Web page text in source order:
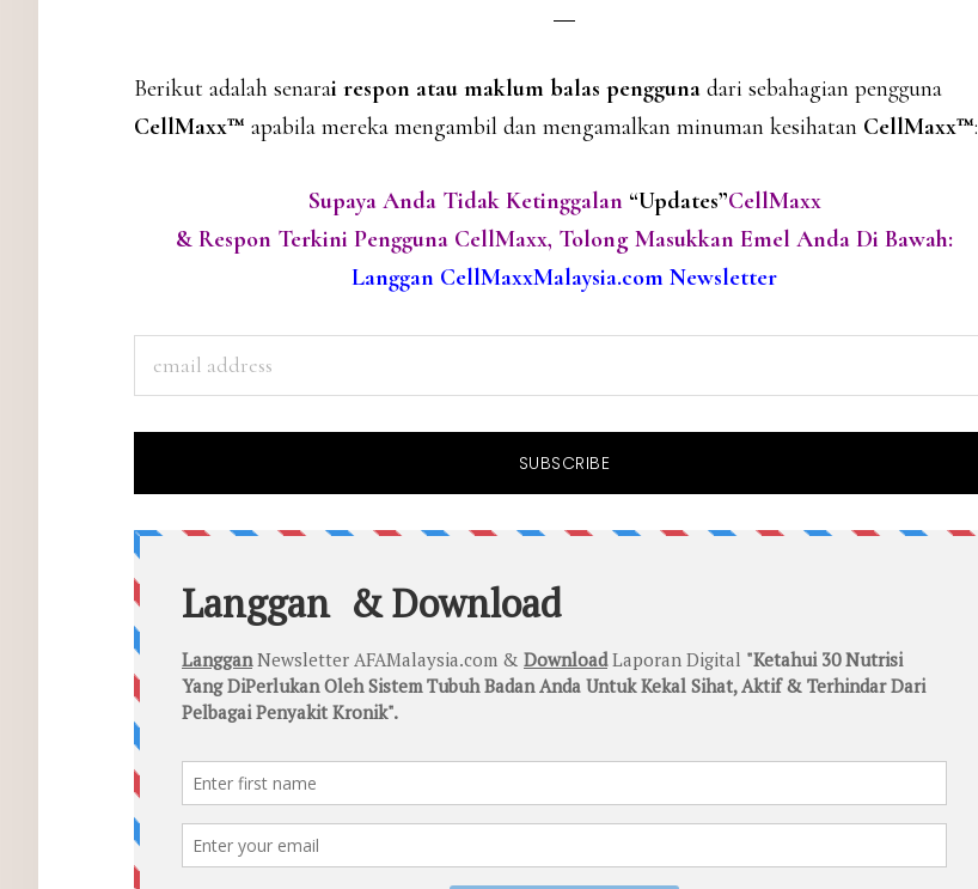
Berikut adalah senarai respon atau maklum balas pengguna dari sebahagian pengguna
CellMaxx™ apabila mereka mengambil dan mengamalkan minuman kesihatan CellMaxx™:
Supaya Anda Tidak Ketinggalan “Updates”CellMaxx
& Respon Terkini Pengguna CellMaxx, Tolong Masukkan Emel Anda Di Bawah:
Langgan CellMaxxMalaysia.com Newsletter